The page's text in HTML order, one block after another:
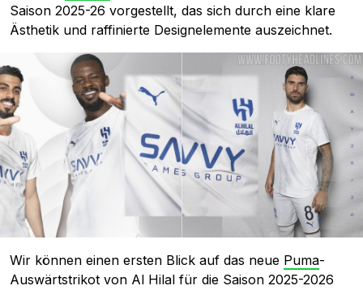
Saison 2025-26 vorgestellt, das sich durch eine klare
Ästhetik und raffinierte Designelemente auszeichnet.
Wir können einen ersten Blick auf das neue Puma-
Auswärtstrikot von Al Hilal für die Saison 2025-2026